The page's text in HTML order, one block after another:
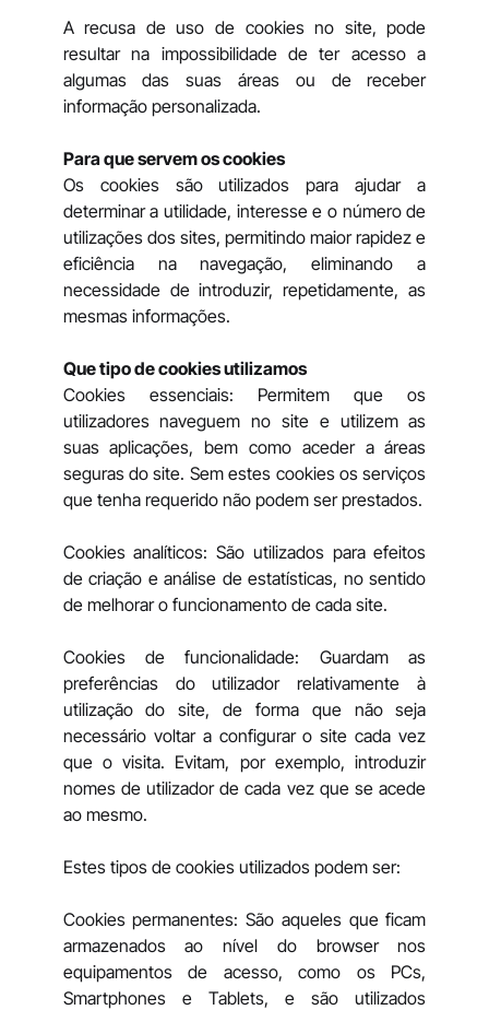
A recusa de uso de cookies no site, pode
resultar na impossibilidade de ter acesso a
algumas das suas áreas ou de receber
informação personalizada.
Para que servem os cookies
Os cookies são utilizados para ajudar a
determinar a utilidade, interesse e o número de
utilizações dos sites, permitindo maior rapidez e
eficiência na navegação, eliminando a
necessidade de introduzir, repetidamente, as
mesmas informações.
Que tipo de cookies utilizamos
Cookies essenciais: Permitem que os
utilizadores naveguem no site e utilizem as
suas aplicações, bem como aceder a áreas
seguras do site. Sem estes cookies os serviços
que tenha requerido não podem ser prestados.
Cookies analíticos: São utilizados para efeitos
de criação e análise de estatísticas, no sentido
de melhorar o funcionamento de cada site.
Cookies de funcionalidade: Guardam as
preferências do utilizador relativamente à
utilização do site, de forma que não seja
necessário voltar a configurar o site cada vez
que o visita. Evitam, por exemplo, introduzir
nomes de utilizador de cada vez que se acede
ao mesmo.
Estes tipos de cookies utilizados podem ser:
Cookies permanentes: São aqueles que ficam
armazenados ao nível do browser nos
equipamentos de acesso, como os PCs,
Smartphones e Tablets, e são utilizados